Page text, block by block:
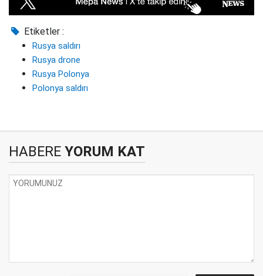
Etiketler :
Rusya saldırı
Rusya drone
Rusya Polonya
Polonya saldırı
HABERE YORUM KAT